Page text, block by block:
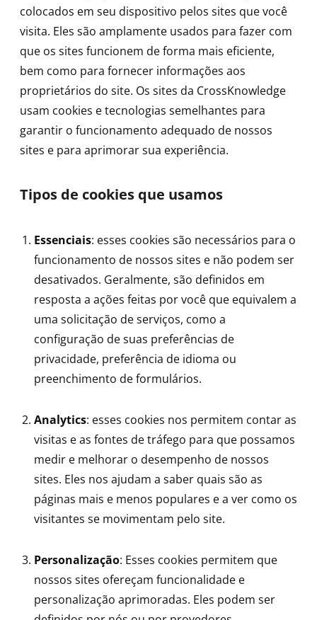
colocados em seu dispositivo pelos sites que você
visita. Eles são amplamente usados para fazer com
que os sites funcionem de forma mais eficiente,
bem como para fornecer informações aos
proprietários do site. Os sites da CrossKnowledge
usam cookies e tecnologias semelhantes para
garantir o funcionamento adequado de nossos
sites e para aprimorar sua experiência.
Tipos de cookies que usamos
Essenciais: esses cookies são necessários para o
funcionamento de nossos sites e não podem ser
desativados. Geralmente, são definidos em
resposta a ações feitas por você que equivalem a
uma solicitação de serviços, como a
configuração de suas preferências de
privacidade, preferência de idioma ou
preenchimento de formulários.
Analytics: esses cookies nos permitem contar as
visitas e as fontes de tráfego para que possamos
medir e melhorar o desempenho de nossos
sites. Eles nos ajudam a saber quais são as
páginas mais e menos populares e a ver como os
visitantes se movimentam pelo site.
Personalização: Esses cookies permitem que
nossos sites ofereçam funcionalidade e
personalização aprimoradas. Eles podem ser